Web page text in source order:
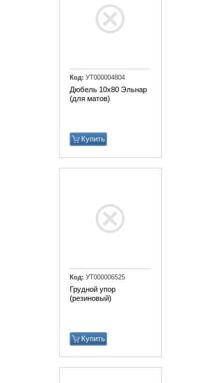
Дюбель 10х80 Эльнар
(для матов)
Купить
Код: УТ000004804
Грудной упор
(резиновый)
Купить
Код: УТ000006525